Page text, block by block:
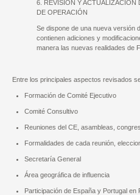
6. REVISIÓN Y ACTUALIZACIÓN
DE OPERACIÓN
Se dispone de una nueva versión
contienen adiciones y
manera las nuevas realidades de
Entre los principales aspectos revisados
Formación de Comité Ejecutivo
Comité Consultivo
Reuniones del CE, asambleas,
Formalidades de cada reunión,
Secretaría General
Área geográfica de influencia
Participación de España y Portugal en